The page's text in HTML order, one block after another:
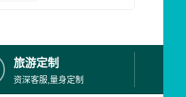
旅游定制
资深客服,量身定制